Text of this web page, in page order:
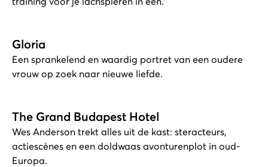
Gloria
Een sprankelend en waardig portret van een oudere
vrouw op zoek naar nieuwe liefde.
The Grand Budapest Hotel
Wes Anderson trekt alles uit de kast: steracteurs,
actiescènes en een doldwaas avonturenplot in oud-
Europa.